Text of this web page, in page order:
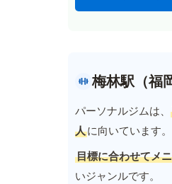
梅林駅（福
パーソナルジムは、
人に向いています。
目標に合わせてメ
いジャンルです。